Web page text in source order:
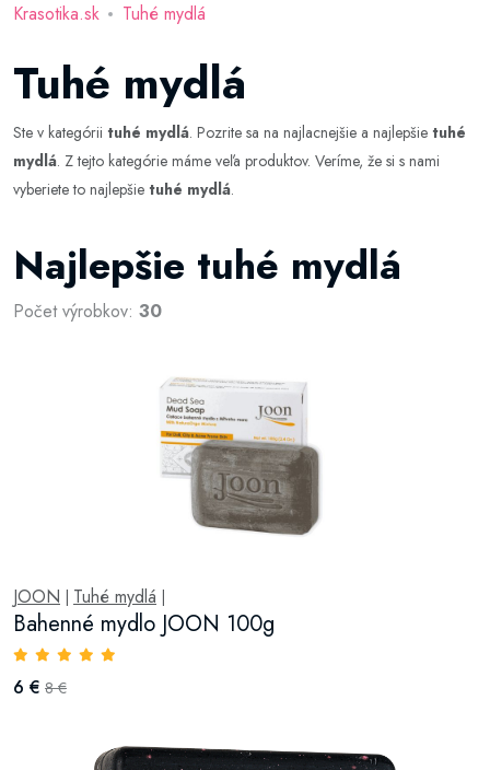
Krasotika.sk Tuhé mydlá
Tuhé mydlá
Ste v kategórii tuhé mydlá. Pozrite sa na najlacnejšie a najlepšie tuhé
mydlá. Z tejto kategórie máme veľa produktov. Veríme, že si s nami
vyberiete to najlepšie tuhé mydlá.
Najlepšie tuhé mydlá
Počet výrobkov: 30
JOON Tuhé mydlá
Bahenné mydlo JOON 100g
6 € 8 €